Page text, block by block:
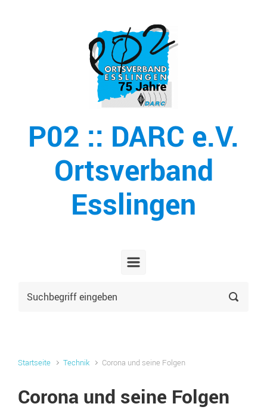
P02 :: DARC e.V.
Ortsverband
Esslingen
Startseite Technik Corona und seine Folgen
Corona und seine Folgen